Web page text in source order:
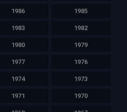
1986 1985
1983 1982
1980 1979
1977 1976
1974 1973
1971 1970